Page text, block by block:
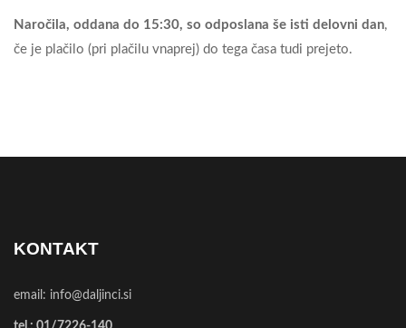
Naročila, oddana do 15:30, so odposlana še isti delovni dan,
če je plačilo (pri plačilu vnaprej) do tega časa tudi prejeto.
KONTAKT
email: info@daljinci.si